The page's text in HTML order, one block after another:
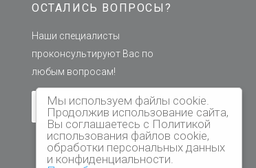
Мы используем файлы cookie.
Продолжив использование сайта,
Вы соглашаетесь с Политикой
использования файлов cookie,
обработки персональных данных
и конфиденциальности.
ОСТАЛИСЬ ВОПРОСЫ?
Наши специалисты
проконсультируют Вас по
любым вопросам!
Задать вопрос